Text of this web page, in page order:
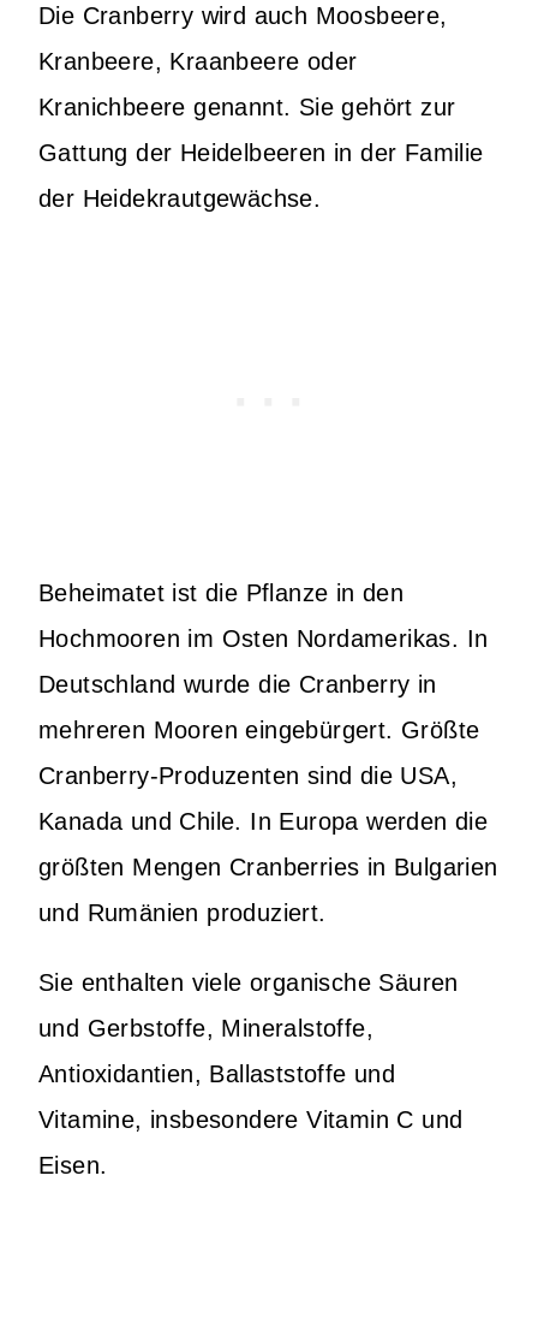
Die Cranberry wird auch Moosbeere,
Kranbeere, Kraanbeere oder
Kranichbeere genannt. Sie gehört zur
Gattung der Heidelbeeren in der Familie
der Heidekrautgewächse.
Beheimatet ist die Pflanze in den
Hochmooren im Osten Nordamerikas. In
Deutschland wurde die Cranberry in
mehreren Mooren eingebürgert. Größte
Cranberry-Produzenten sind die USA,
Kanada und Chile. In Europa werden die
größten Mengen Cranberries in Bulgarien
und Rumänien produziert.
Sie enthalten viele organische Säuren
und Gerbstoffe, Mineralstoffe,
Antioxidantien, Ballaststoffe und
Vitamine, insbesondere Vitamin C und
Eisen.